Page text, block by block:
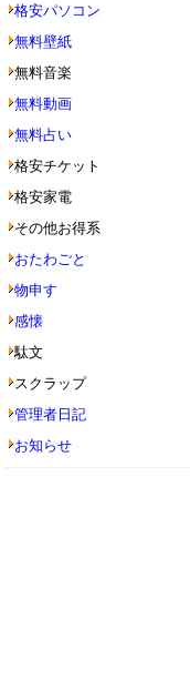
格安パソコン
無料壁紙
無料音楽
無料動画
無料占い
格安チケット
格安家電
その他お得系
おたわごと
物申す
感懐
駄文
スクラップ
管理者日記
お知らせ